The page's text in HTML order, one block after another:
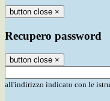
button close ×
Recupero password
button close ×
all'indirizzo indicato con le